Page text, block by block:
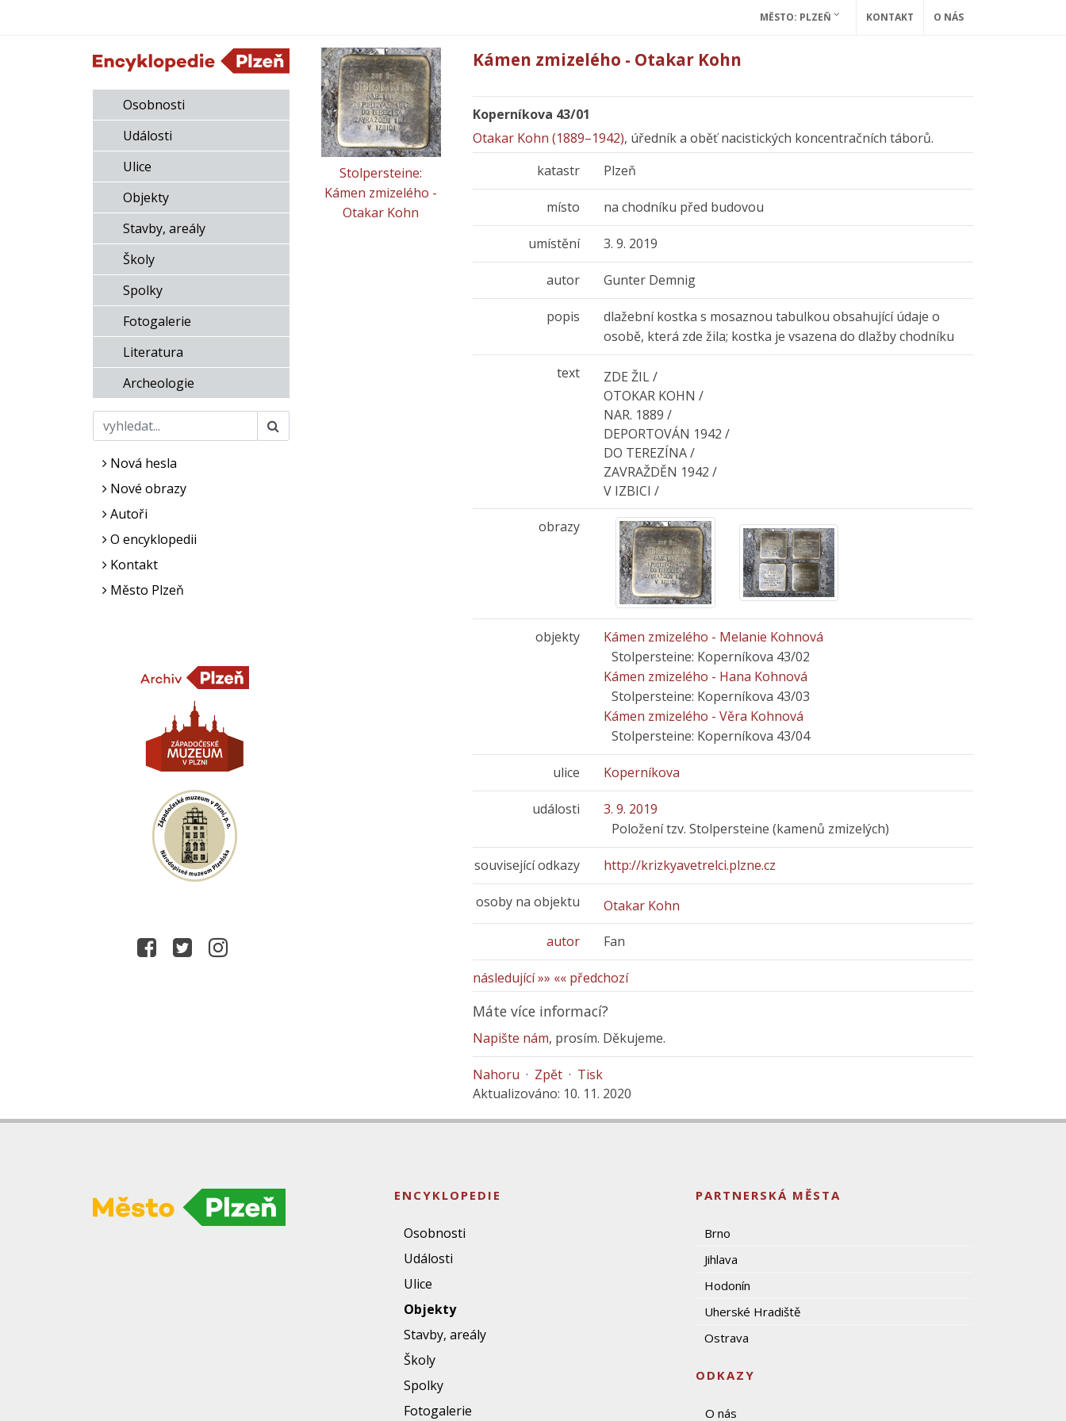
MĚSTO: PLZEŇ KONTAKT O NÁS
Osobnosti
Události
Ulice
Objekty
Stavby, areály
Školy
Spolky
Fotogalerie
Literatura
Archeologie
Nová hesla
Nové obrazy
Autoři
O encyklopedii
Kontakt
Město Plzeň
Stolpersteine:
Kámen zmizelého -
Otakar Kohn
Kámen zmizelého - Otakar Kohn
Koperníkova 43/01
Otakar Kohn (1889–1942), úředník a oběť nacistických koncentračních táborů.
katastr
Plzeň
místo na chodníku před budovou
umístění 3. 9. 2019
autor Gunter Demnig
popis
dlažební kostka s mosaznou tabulkou obsahující údaje o
osobě, která zde žila; kostka je vsazena do dlažby chodníku
text
ZDE ŽIL /
OTOKAR KOHN /
NAR. 1889 /
DEPORTOVÁN 1942 /
DO TEREZÍNA /
ZAVRAŽDĚN 1942 /
V IZBICI /
obrazy
objekty
Kámen zmizelého - Melanie Kohnová
Stolpersteine: Koperníkova 43/02
Kámen zmizelého - Hana Kohnová
Stolpersteine: Koperníkova 43/03
Kámen zmizelého - Věra Kohnová
Stolpersteine: Koperníkova 43/04
ulice Koperníkova
události
3. 9. 2019
Položení tzv. Stolpersteine (kamenů zmizelých)
související odkazy http://krizkyavetrelci.plzne.cz
osoby na objektu Otakar Kohn
autor Fan
následující »» «« předchozí
Máte více informací?
Napište nám, prosím. Děkujeme.
Nahoru · Zpět · Tisk
Aktualizováno: 10. 11. 2020
ENCYKLOPEDIE
Osobnosti
Události
Ulice
Objekty
Stavby, areály
Školy
Spolky
Fotogalerie
PARTNERSKÁ MĚSTA
Brno
Jihlava
Hodonín
Uherské Hradiště
Ostrava
ODKAZY
O nás